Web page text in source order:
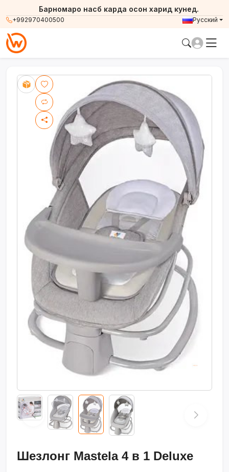
+992970400500
Барномаро насб карда осон харид кунед.
Русский
Шезлонг Mastela 4 в 1 Deluxe